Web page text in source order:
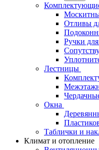
Отливы
Ручки
Лестницы
Окна
Таблички и
Климат и отопление